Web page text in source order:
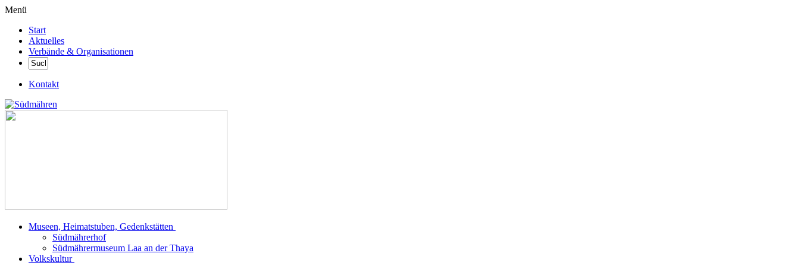
Menü
Start
Aktuelles
Verbände & Organisationen
Kontakt
Museen, Heimatstuben, Gedenkstätten
Südmährerhof
Südmährermuseum Laa an der Thaya
Volkskultur